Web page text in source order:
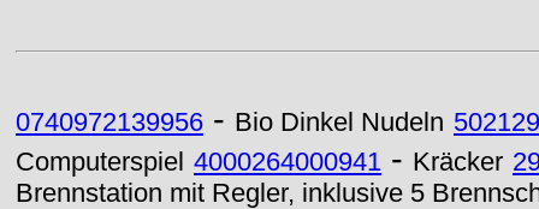
0740972139956 - Bio Dinkel Nudeln
Computerspiel 4000264000941 - Kräcker
Brennstation mit Regler, inklusive 5